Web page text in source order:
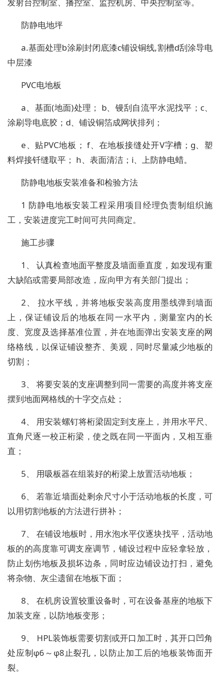
发射台控制室、播控室、监控机房、中央控制室等。
防静电地坪
a.基面处理b涂刷封闭底漆c铺设铜线,割槽d刮涂导电
中层漆
PVC电地板
a、基面(地面)处理； b、镘刮自流平水泥找平；c、
涂刷导电底胶；d、铺设铜箔成网状排列；
e、贴PVC地板； f、在地板接缝处开V字槽；g、塑
料焊接钎缝取平； h、表面清洁；i、上防静电蜡。
防静电地板安装准备和检验方法
1 防静电地板安装工程采用项目经理负责制组织施
工，安装进度完工时间可共同商定。
施工步骤
1、 认真检查地面平整度及墙面垂直度，如发现有重
大缺陷或需要局部改造，应向甲方有关部门提出；
2、 拉水平线，并将地板安装高度用墨线弹到墙面
上，保证铺设后的地板在同一水平内，测量室内的长
度、宽度及选择基准位置，并在地面弹出安装支座的网
络格线，以保证铺设整齐、美观，同时尽量减少地板的
切割；
3、 将要安装的支座调整到同一需要的高度并将支座
摆到地面网格线的十字交点处；
4、 用安装螺钉将桁梁固定到支座上，并用水平尺、
直角尺逐一校正桁梁，使之既在同一平面内，又相互垂
直；
5、 用吸板器在组装好的桁梁上放置活动地板；
6、 若靠近墙面处剩余尺寸小于活动地板的长度，可
以用切割地板的方法进行拼补；
7、 在铺设地板时，用水泡水平仪逐块找平，活动地
板的的高度靠可调支座调节，铺设过程中应轻拿轻放，
防止划伤地板及损坏边条，同时应边铺设边打扫，避免
将杂物、灰尘遗留在地板下面；
8、 在机房设置较重设备时，可在设备基座的地板下
加装支座，以防地板变形；
9、 HPL装饰板需要切割或开口加工时，其开口凹角
处应制φ6～φ8止裂孔，以防止加工后的地板装饰面开
裂。